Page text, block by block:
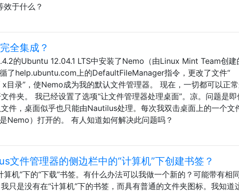
效于什么？
全集成？
的Ubuntu 12.04.1 LTS中安装了Nemo（由Linux Mint Team创建
了help.ubuntu.com上的DefaultFileManager指令，更改了文件“
目录”，使Nemo成为我的默认文件管理器。 现在，一切都可以正
件夹。 我已经设置了选项“让文件管理器处理桌面”。凉。问题是
件，桌面似乎也只能由Nautilus处理。每次我双击桌面上的一个文
Nemo）打开的。 有人知道如何解决此问题吗？
文件管理器的侧边栏中的“计算机”下创建书签？
机”下的“下载”书签。有什么办法可以我做一个新的？可能带有相
只是没有在“计算机”下的书签，而具有普通的文件夹图标。我知道